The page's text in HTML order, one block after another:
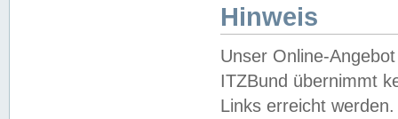
Hinweis
Unser Online-
ITZBund übernimmt
Links erreicht